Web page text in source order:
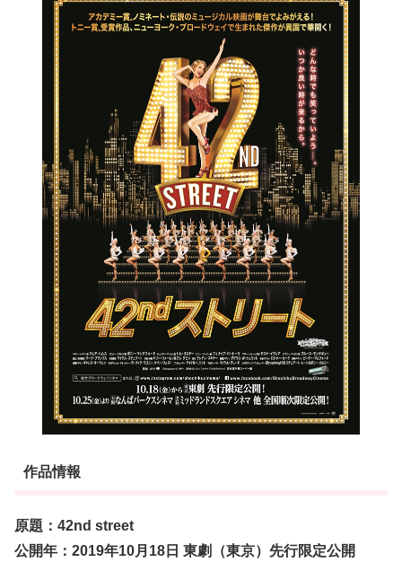
作品情報
原題：42nd street
公開年：2019年10月18日 東劇（東京）先行限定公開